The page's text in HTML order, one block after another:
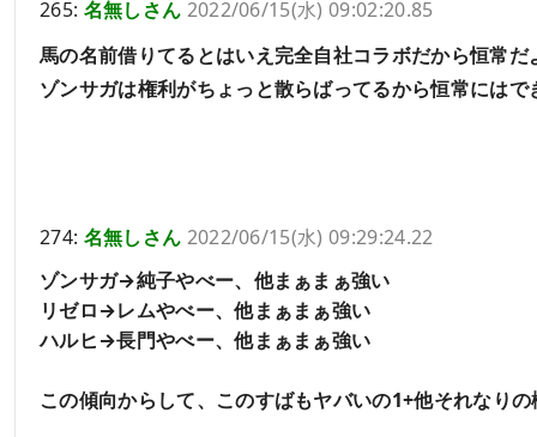
265: 名無しさん 2022/06/15(水) 09:02:20.85
馬の名前借りてるとはいえ完全自社コラボだから恒常だ
ゾンサガは権利がちょっと散らばってるから恒常にはで
274: 名無しさん 2022/06/15(水) 09:29:24.22
ゾンサガ→純子やべー、他まぁまぁ強い
リゼロ→レムやべー、他まぁまぁ強い
ハルヒ→長門やべー、他まぁまぁ強い
この傾向からして、このすばもヤバいの1+他それなり